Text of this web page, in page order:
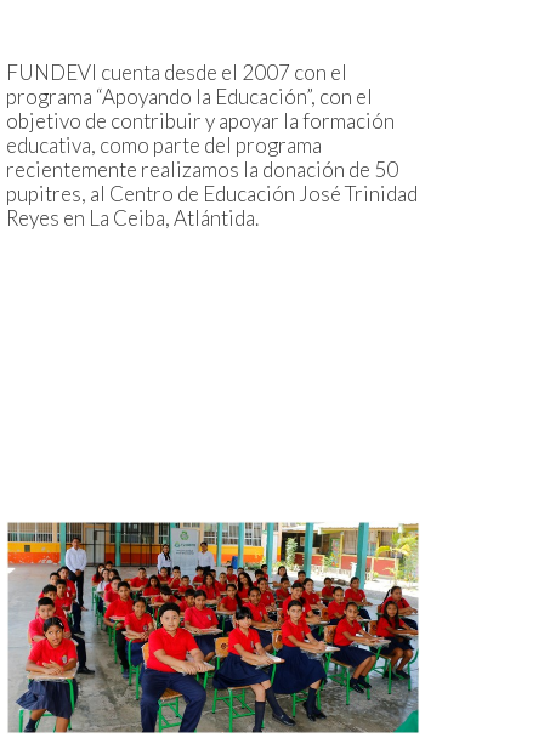
FUNDEVI cuenta desde el 2007 con el
programa “Apoyando la Educación”, con el
objetivo de contribuir y apoyar la formación
educativa, como parte del programa
recientemente realizamos la donación de 50
pupitres, al Centro de Educación José Trinidad
Reyes en La Ceiba, Atlántida.